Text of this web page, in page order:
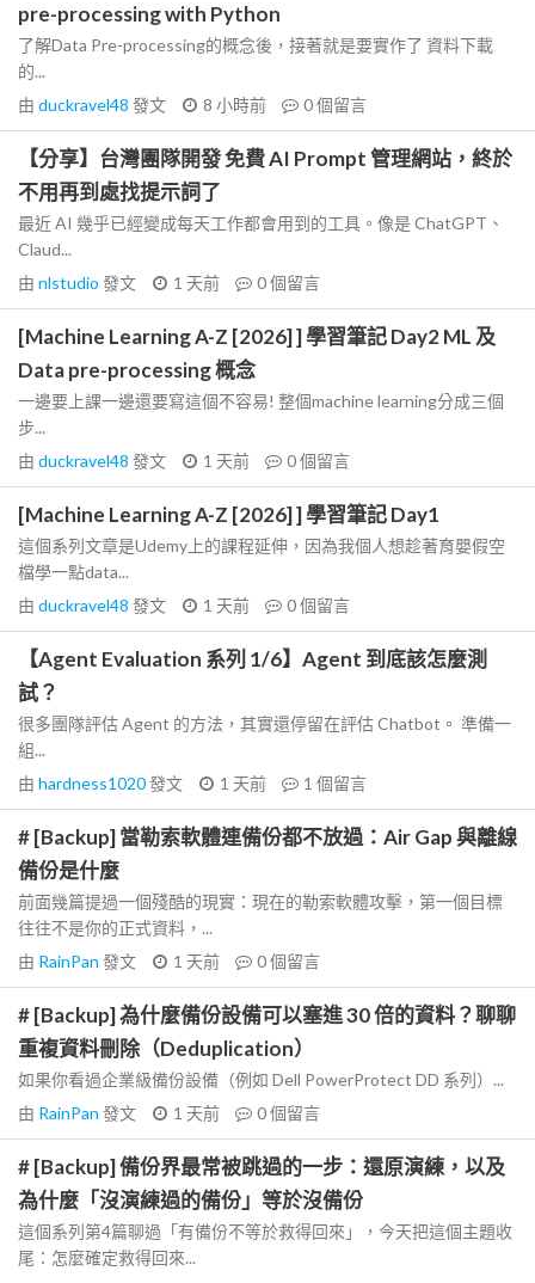
pre-processing with Python
了解Data Pre-processing的概念後，接著就是要實作了 資料下載
的...
由 duckravel48 發文 8 小時前 0個留言
【分享】台灣團隊開發 免費 AI Prompt 管理網站，終於
不用再到處找提示詞了
最近 AI 幾乎已經變成每天工作都會用到的工具。像是 ChatGPT、
Claud...
由 nlstudio 發文 1 天前 0個留言
[Machine Learning A-Z [2026] ] 學習筆記 Day2 ML 及
Data pre-processing 概念
一邊要上課一邊還要寫這個不容易! 整個machine learning分成三個
步...
由 duckravel48 發文 1 天前 0個留言
[Machine Learning A-Z [2026] ] 學習筆記 Day1
這個系列文章是Udemy上的課程延伸，因為我個人想趁著育嬰假空
檔學一點data...
由 duckravel48 發文 1 天前 0個留言
【Agent Evaluation 系列 1/6】Agent 到底該怎麼測
試？
很多團隊評估 Agent 的方法，其實還停留在評估 Chatbot。 準備一
組...
由 hardness1020發文 1 天前 1 個留言
# [Backup] 當勒索軟體連備份都不放過：Air Gap 與離線
備份是什麼
前面幾篇提過一個殘酷的現實：現在的勒索軟體攻擊，第一個目標
往往不是你的正式資料，...
由 RainPan 發文 1 天前 0個留言
# [Backup] 為什麼備份設備可以塞進 30 倍的資料？聊聊
重複資料刪除（Deduplication）
如果你看過企業級備份設備（例如 Dell PowerProtect DD 系列）...
由 RainPan 發文 1 天前 0個留言
# [Backup] 備份界最常被跳過的一步：還原演練，以及
為什麼「沒演練過的備份」等於沒備份
這個系列第4篇聊過「有備份不等於救得回來」，今天把這個主題收
尾：怎麼確定救得回來...